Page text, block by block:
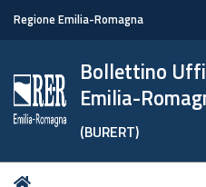
Regione Emilia-Romagna
Bollettino
Emilia-
(BURERT)
Tu